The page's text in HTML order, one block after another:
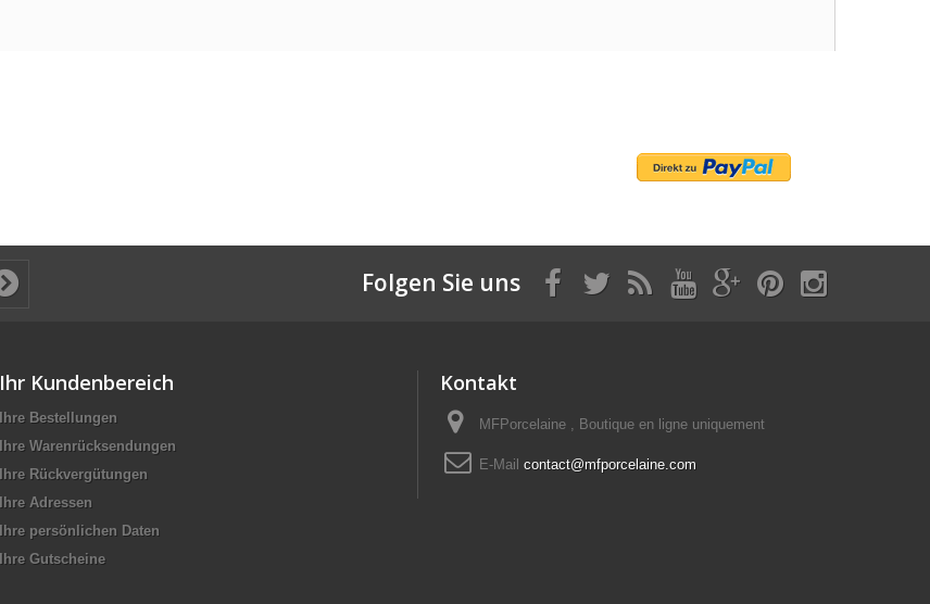
Folgen Sie uns
Ihr Kundenbereich
Ihre Bestellungen
Ihre Warenrücksendungen
Ihre Rückvergütungen
Ihre Adressen
Ihre persönlichen Daten
Ihre Gutscheine
Kontakt
MFPorcelaine , Boutique en ligne uniquement
E-Mail contact@mfporcelaine.com